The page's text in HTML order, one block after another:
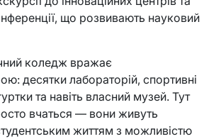
що розвивають науковий
коледж вражає
десятки лабораторій, спортивні
та навіть власний музей. Тут
вчаться — вони живуть
життям з можливістю